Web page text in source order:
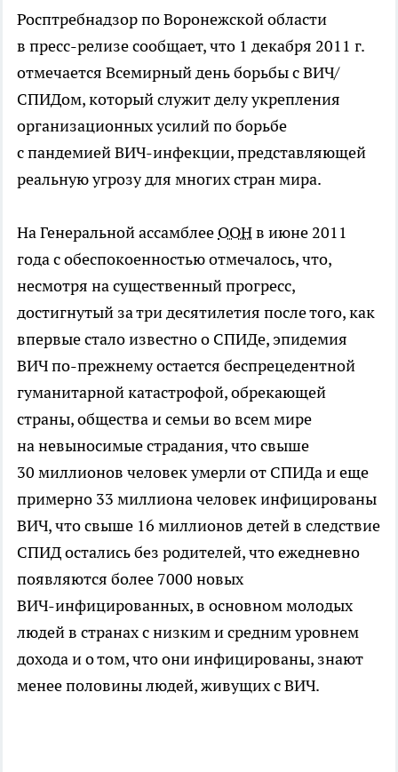
Росптребнадзор по Воронежской области
в пресс-релизесообщает, что 1 декабря 2011 г.
отмечается Всемирный день борьбы с ВИЧ/
СПИДом, который служит делу укрепления
организационных усилий по борьбе
с пандемиейВИЧ-инфекции, представляющей
реальную угрозу для многих стран мира.
На Генеральной ассамблее ООНв июне 2011
года с обеспокоенностью отмечалось, что,
несмотря на существенный прогресс,
достигнутый за три десятилетия после того, как
впервые стало известно о СПИДе, эпидемия
ВИЧпо-прежнемуостается беспрецедентной
гуманитарной катастрофой, обрекающей
страны, общества и семьи во всем мире
на невыносимые страдания, что свыше
30 миллионов человек умерли от СПИДа и еще
примерно 33 миллиона человек инфицированы
ВИЧ, что свыше 16 миллионов детей в следствие
СПИД остались без родителей, что ежедневно
появляются более 7000 новых
ВИЧ-инфицированных, в основном молодых
людей в странах с низким и средним уровнем
дохода и о том, что они инфицированы, знают
менее половины людей, живущих с ВИЧ.